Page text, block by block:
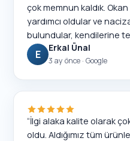
çok memnun kaldık.
yardımcı oldular ve
bulundular, kendilerine
E Erkal Ünal
3 ay önce · Google
“İlgi alaka kalite olarak
oldu. Aldığımız tüm